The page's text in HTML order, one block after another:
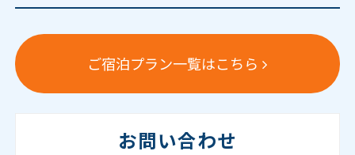
ご宿泊プラン一覧はこちら
お問い合わせ